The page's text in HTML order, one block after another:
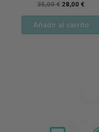
35,00€ 28,00 €
Añadir al carrito